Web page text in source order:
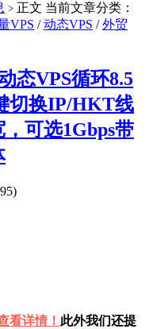
> 正文 当前文章分类：
VPS /动态VPS /外贸
态VPS循环8.5
切换IP/HKT线
可选1Gbps带
看详情！ 此外我们还提